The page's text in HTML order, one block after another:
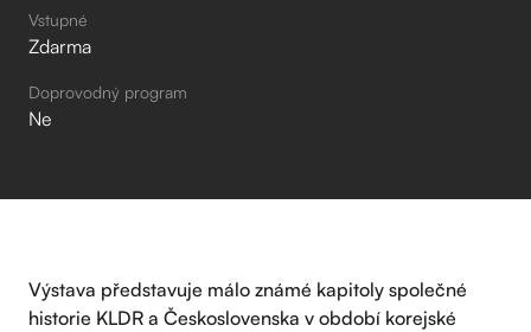
Vstupné
Zdarma
Doprovodný program
Ne
Výstava představuje málo známé kapitoly společné
historie KLDR a Československa v období korejské